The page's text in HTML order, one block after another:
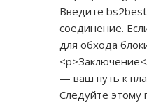
Введите
соединение.
для обхода
— ваш путь к
Следуйте этому